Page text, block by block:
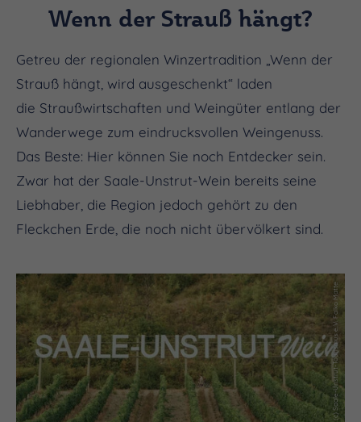
Wenn der Strauß hängt?
Getreu der regionalen Winzertradition „Wenn der
Strauß hängt, wird ausgeschenkt“ laden
die Straußwirtschaften und Weingüter entlang der
Wanderwege zum eindrucksvollen Weingenuss.
Das Beste: Hier können Sie noch Entdecker sein.
Zwar hat der Saale-Unstrut-Wein bereits seine
Liebhaber, die Region jedoch gehört zu den
Fleckchen Erde, die noch nicht übervölkert sind.
(c) Saale-Unstrut-Tourismus e.V. Falko Matte